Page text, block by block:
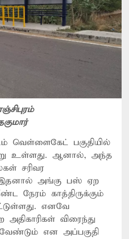
வெள்ளைகேட் பகுதியில்
உள்ளது. ஆனால், அந்த
சரிவர
இதனால் அங்கு பஸ் ஏற
நேரம் காத்திருக்கும்
எனவே
விரைந்து
என அப்பகுதி